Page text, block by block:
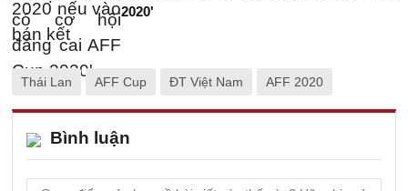
2020'
Thái Lan AFF Cup ĐT Việt Nam AFF 2020
Bình luận